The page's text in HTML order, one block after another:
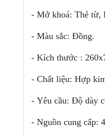
- Mở khoá: Thẻ từ,
- Màu sắc: Đồng.
- Kích thước :
- Chất liệu: Hợp
- Yêu cầu: Độ dày
- Nguồn cung cấp: